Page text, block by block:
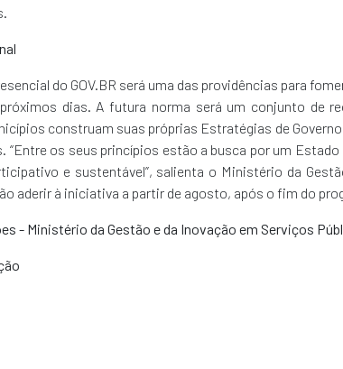
do GOV.BR será uma das providências para
dias. A futura norma será um conjunto de
construam suas próprias Estratégias de
“Entre os seus princípios estão a busca por um
e sustentável”, salienta o Ministério da
aderir à iniciativa a partir de agosto, após o fim do
- Ministério da Gestão e da Inovação em Serviços